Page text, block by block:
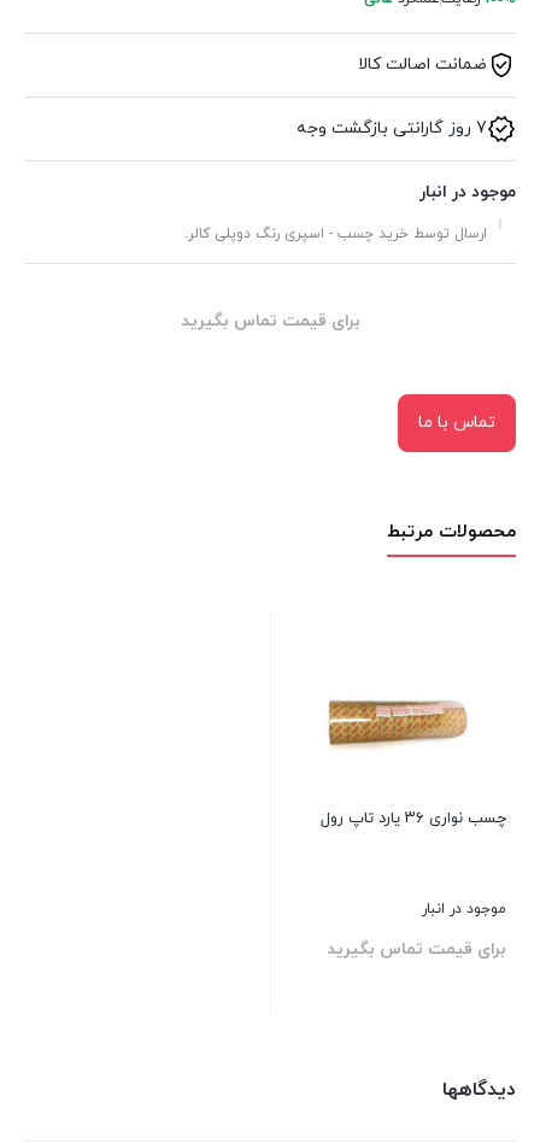
ضمانت اصالت کالا
7 روز گارانتی بازگشت وجه
موجود در انبار
ارسال توسط خرید چسب - اسپری رنگ دوپلی کالر.
برای قیمت تماس بگیرید
تماس با ما
محصولات مرتبط
چسب نواری ۳۶ یارد تاپ رول
موجود در انبار
برای قیمت تماس بگیرید
دیدگاهها